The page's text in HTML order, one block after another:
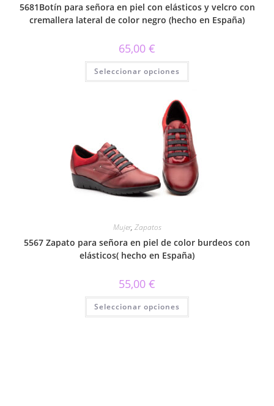
5681Botín para señora en piel con elásticos y velcro con
cremallera lateral de color negro (hecho en España)
65,00 €
Seleccionar opciones
Este
tiene
opciones
se
pueden
elegir
en
la
página
de
producto
Mujer, Zapatos
5567 Zapato para señora en piel de color burdeos con
elásticos( hecho en España)
55,00 €
Seleccionar opciones
Este
tiene